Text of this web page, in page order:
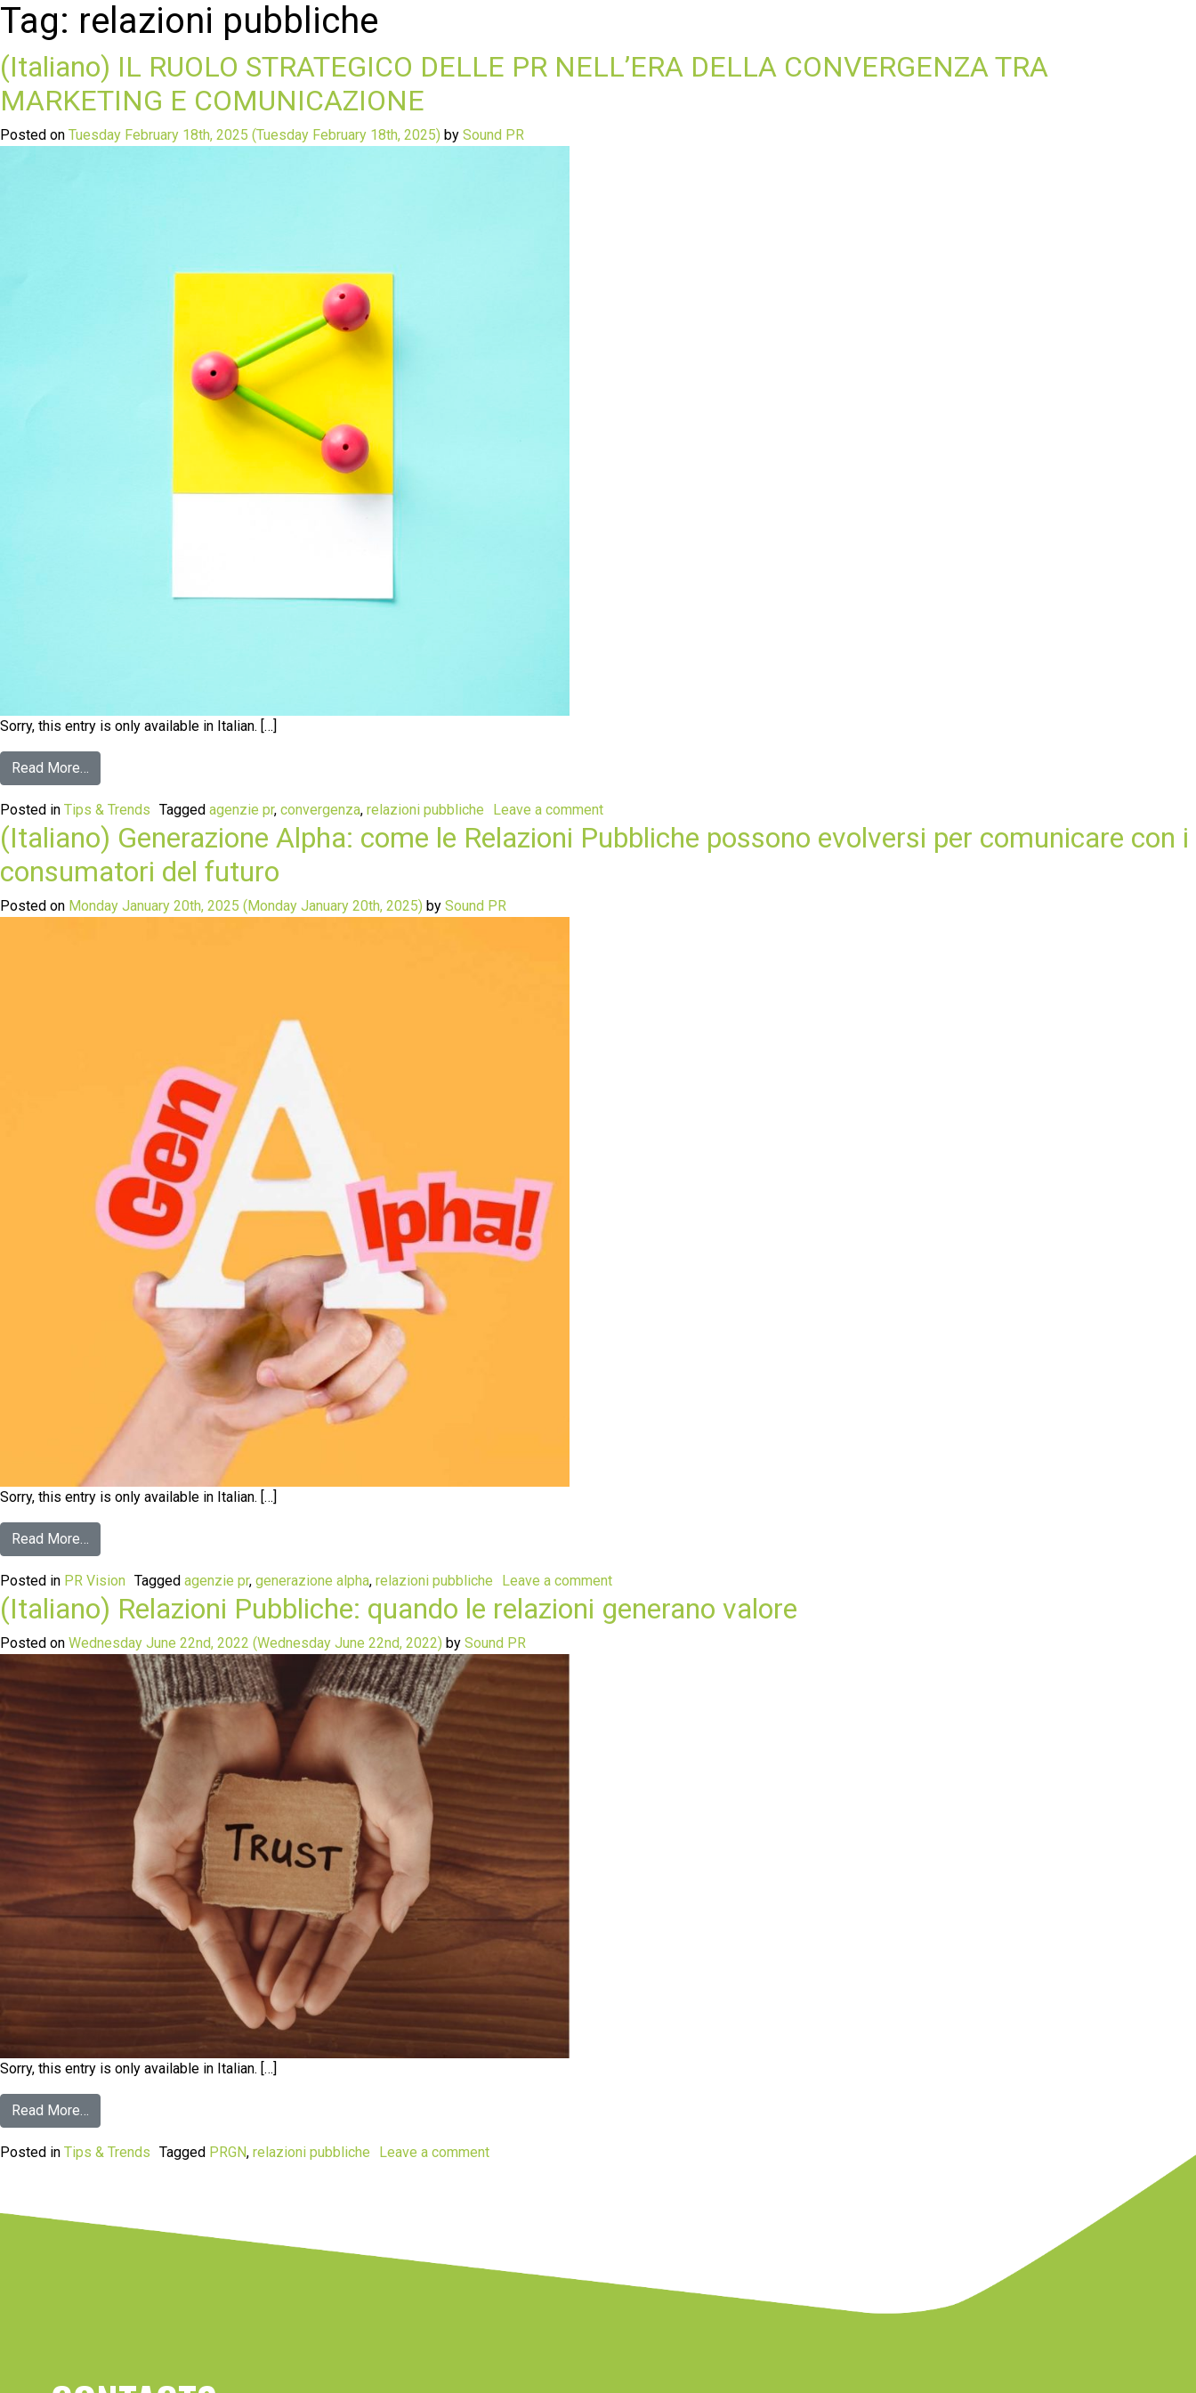
Tag: relazioni pubbliche
(Italiano) IL RUOLO STRATEGICO DELLE PR NELL’ERA DELLA CONVERGENZA TRA
MARKETING E COMUNICAZIONE
Posted on Tuesday February 18th, 2025 (Tuesday February 18th, 2025) by Sound PR
Sorry, this entry is only available in Italian. […]
Read More…
Posted in Tips & Trends Tagged agenzie pr, convergenza, relazioni pubbliche Leave a comment
(Italiano) Generazione Alpha: come le Relazioni Pubbliche possono evolversi per comunicare con i
consumatori del futuro
Posted on Monday January 20th, 2025 (Monday January 20th, 2025) by Sound PR
Sorry, this entry is only available in Italian. […]
Read More…
Posted in PR Vision Tagged agenzie pr, generazione alpha, relazioni pubbliche Leave a comment
(Italiano) Relazioni Pubbliche: quando le relazioni generano valore
Posted on Wednesday June 22nd, 2022 (Wednesday June 22nd, 2022) by Sound PR
Sorry, this entry is only available in Italian. […]
Read More…
Posted in Tips & Trends Tagged PRGN, relazioni pubbliche Leave a comment